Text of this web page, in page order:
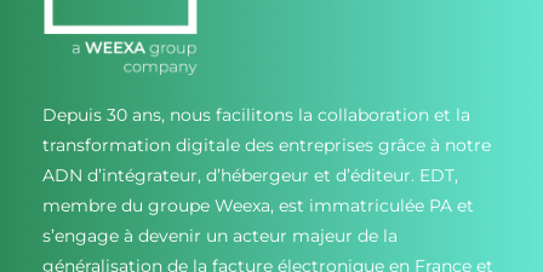
Depuis 30 ans, nous facilitons la collaboration et la
transformation digitale des entreprises grâce à notre
ADN d’intégrateur, d’hébergeur et d’éditeur. EDT,
membre du groupe Weexa, est immatriculée PA et
s’engage à devenir un acteur majeur de la
généralisation de la facture électronique en France et